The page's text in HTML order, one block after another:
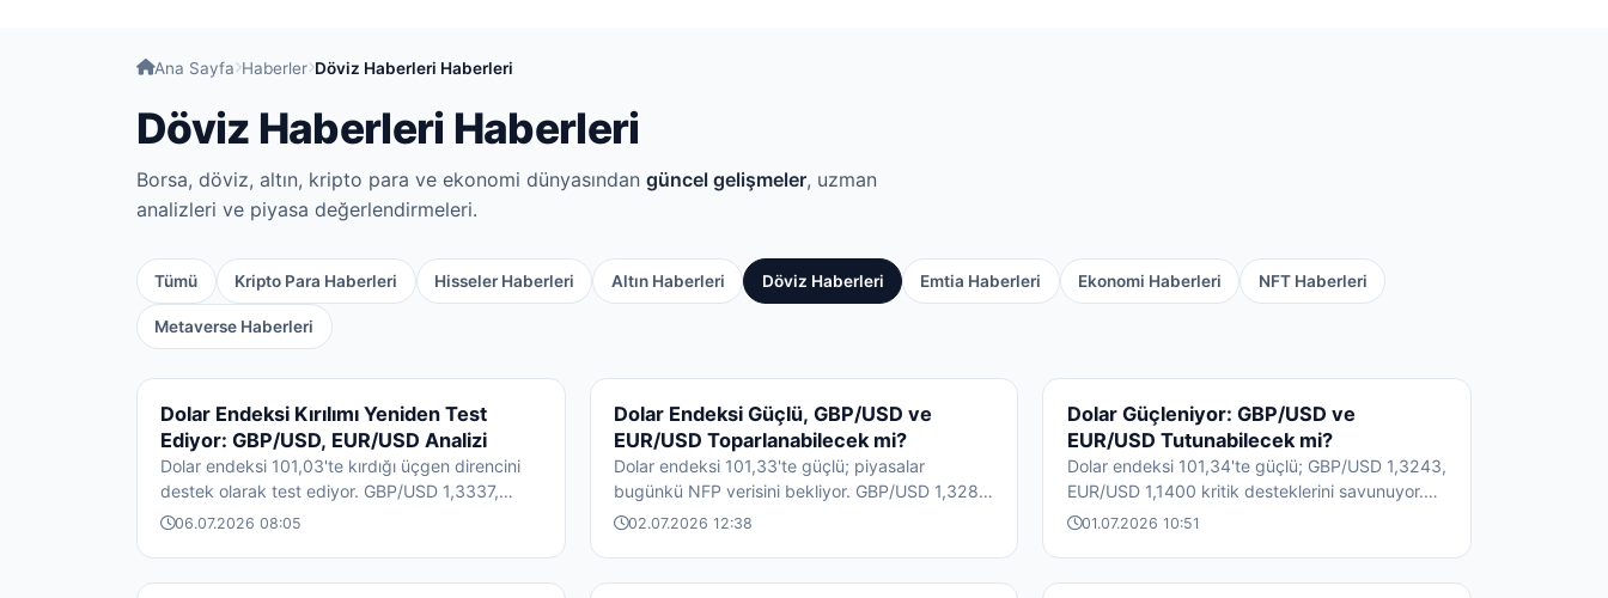
Ana Sayfa Haberler Döviz Haberleri Haberleri
Döviz Haberleri Haberleri
Borsa, döviz, altın, kripto para ve ekonomi dünyasından güncel gelişmeler, uzman
analizleri ve piyasa değerlendirmeleri.
Tümü Kripto Para Haberleri Hisseler Haberleri Altın Haberleri Döviz Haberleri Emtia Haberleri Ekonomi Haberleri NFT Haberleri
Metaverse Haberleri
DÖVIZ HABERLERI
Dolar Endeksi Kırılımı Yeniden Test
Ediyor: GBP/USD, EUR/USD Analizi
Dolar endeksi 101,03'te kırdığı üçgen direncini
destek olarak test ediyor. GBP/USD 1,3337,
EUR/USD 1,1425 seviyelerini savunuyor. ...
06.07.2026 08:05
DÖVIZ HABERLERI
Dolar Endeksi Güçlü, GBP/USD ve
EUR/USD Toparlanabilecek mi?
Dolar endeksi 101,33'te güçlü; piyasalar
bugünkü NFP verisini bekliyor. GBP/USD 1,3289,
EUR/USD 1,1388 kritik seviyelerini test ed...
02.07.2026 12:38
DÖVIZ HABERLERI
Dolar Güçleniyor: GBP/USD ve
EUR/USD Tutunabilecek mi?
Dolar endeksi 101,34'te güçlü; GBP/USD 1,3243,
EUR/USD 1,1400 kritik desteklerini savunuyor.
Güncel DXY teknik analizi ve döviz pi...
01.07.2026 10:51